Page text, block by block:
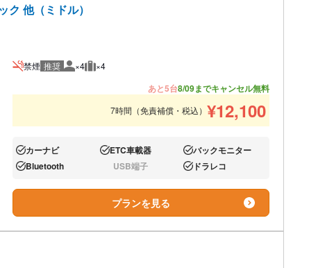
他（ミドル）
禁煙 推奨 推奨人数
×4 推奨荷物
×4
あと5台8/09までキャンセル無料
7時間（免責補償・税込） ¥12,100
あり:カーナビ あり:ETC車載器 あり:バックモニター
あり:Bluetooth なし:USB端子 あり:ドラレコ
プランを見る